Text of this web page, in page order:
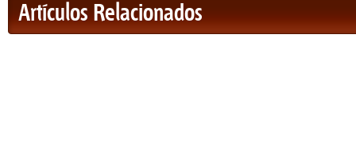
Artículos Relacionados